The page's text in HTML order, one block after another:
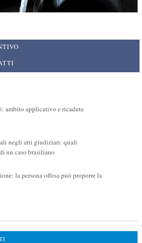
ambito applicativo e ricadute
negli atti giudiziari: quali
un caso brasiliano
la persona offesa può proporre la